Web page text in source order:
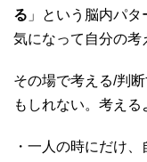
る 」という脳内パ
気になって自分の考
その場で考える/判
もしれない。考える
・一人の時にだけ